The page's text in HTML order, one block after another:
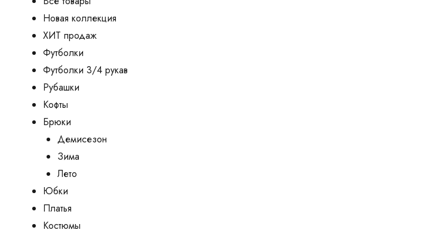
Новая коллекция
ХИТ продаж
Футболки
Футболки 3/4 рукав
Рубашки
Кофты
Брюки
Демисезон
Зима
Лето
Юбки
Платья
Костюмы